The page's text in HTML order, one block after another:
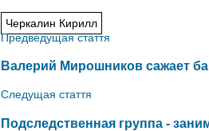
Черкалин Кирилл
Предведущая стаття
Валерий Мирошников сажает
Следущая стаття
Подследственная группа -